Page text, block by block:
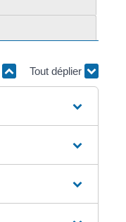
Tout déplier